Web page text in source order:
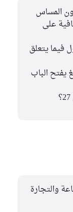
المساس
على
فيما يتعلق
التبليغ يفتح الباب
والتجارة